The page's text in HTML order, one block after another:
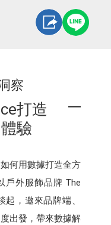
察
打造
驗
何用數據打造全方
戶外服飾品牌 The
起，邀來品牌端、
出發，帶來數據解